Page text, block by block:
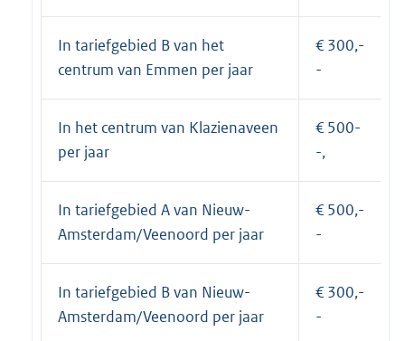
In tariefgebied B van het
centrum van Emmen per jaar
€ 300,-
-
In het centrum van Klazienaveen
per jaar
€ 500-
-,
In tariefgebied A van Nieuw-
Amsterdam/Veenoord per jaar
€ 500,-
-
In tariefgebied B van Nieuw-
Amsterdam/Veenoord per jaar
€ 300,-
-